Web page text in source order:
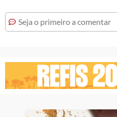
Seja o primeiro a comentar